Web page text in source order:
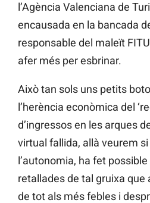
l’Agència Valenciana de
encausada en la bancada
responsable del maleït
afer més per esbrinar.
Això tan sols uns petits
l’herència econòmica del
d’ingressos en les arques
virtual fallida, allà veurem
l’autonomia, ha fet
retallades de tal gruixa
de tot als més febles i